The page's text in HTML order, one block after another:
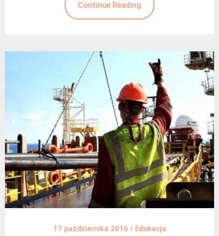
Continue Reading
17 października 2016 / Edukacja